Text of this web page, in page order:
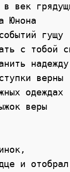
век
Юнона
гущу
с тобой
надежду
верны
одеждах
веры
и